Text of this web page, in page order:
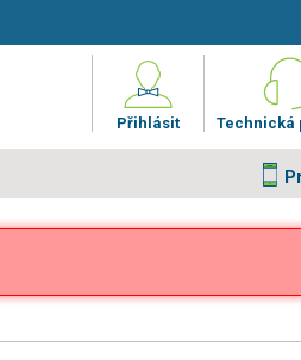
Technická
Přihlásit